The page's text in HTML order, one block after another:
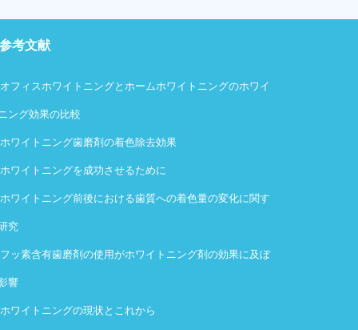
参考文献
オフィスホワイトニングとホームホワイトニングのホワイ
ング効果の比較
ホワイトニング歯磨剤の着色除去効果
ホワイトニングを成功させるために
ホワイトニング前後における歯質への着色量の変化に関す
究
フッ素含有歯磨剤の使用がホワイトニング剤の効果に及ぼ
響
ホワイトニングの現状とこれから